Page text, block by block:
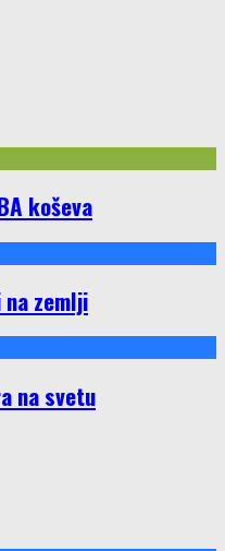
koševa
zemlji
na svetu